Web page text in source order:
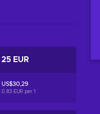
25 EUR
US$30,29
0.83 EUR per1